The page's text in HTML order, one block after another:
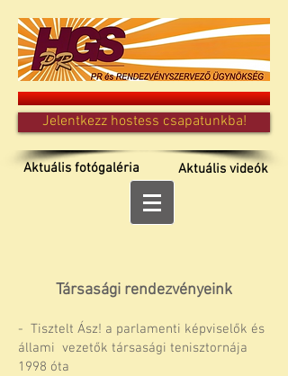
Jelentkezz hostess csapatunkba!
Aktuális fotógaléria Aktuális videók
Társasági rendezvényeink
- Tisztelt Ász! a parlamenti képviselők és
állami vezetők társasági tenisztornája
1998 óta